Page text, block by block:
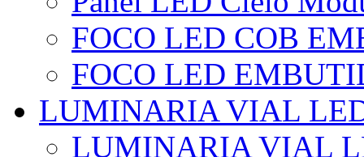
FOCO LED COB
FOCO LED
LUMINARIA VIAL
LUMINARIA VIAL